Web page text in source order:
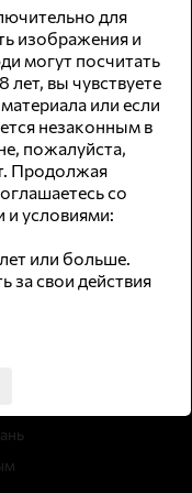
в Владикавказе
в
Петербург
для
изображения и
могут посчитать
вы чувствуете
или если
незаконным в
пожалуйста,
Продолжая
со
условиями:
или больше.
за свои действия